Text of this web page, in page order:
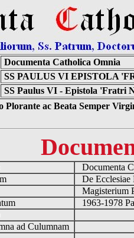
Documenta Catholica Omnia
SS PAULUS VI EPISTOLA
SS Paulus VI - Epistola 'Fratri
Plorante ac Beata Semper
Documenta
De
Magisterium
1963-1978
ad Culumnam